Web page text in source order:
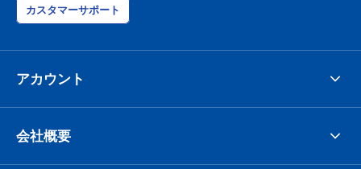
カスタマーサポート
アカウント
会社概要